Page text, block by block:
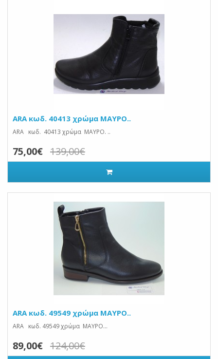
ARA κωδ. 40413 χρώμα ΜΑΥΡΟ..
ARA κωδ. 40413 χρώμα ΜΑΥΡΟ. ..
75,00€ 139,00€
ARA κωδ. 49549 χρώμα ΜΑΥΡΟ..
ARA κωδ. 49549 χρώμα ΜΑΥΡΟ...
89,00€ 124,00€